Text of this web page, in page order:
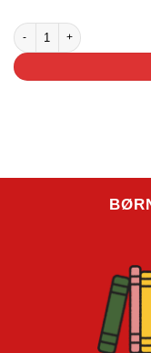
Pernille ka' sagtens -